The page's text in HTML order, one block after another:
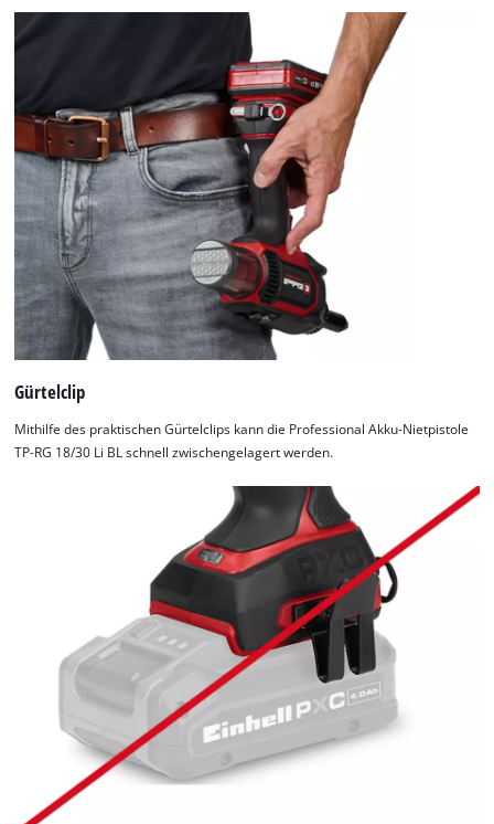
Gürtelclip
Mithilfe des praktischen Gürtelclips kann die Professional Akku-Nietpistole
TP-RG 18/30 Li BL schnell zwischengelagert werden.